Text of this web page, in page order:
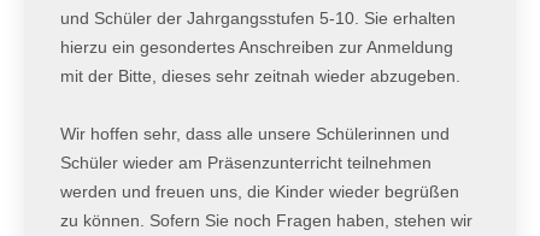
und Schüler der Jahrgangsstufen 5-10. Sie erhalten
hierzu ein gesondertes Anschreiben zur Anmeldung
mit der Bitte, dieses sehr zeitnah wieder abzugeben.
Wir hoffen sehr, dass alle unsere Schülerinnen und
Schüler wieder am Präsenzunterricht teilnehmen
werden und freuen uns, die Kinder wieder begrüßen
zu können. Sofern Sie noch Fragen haben, stehen wir